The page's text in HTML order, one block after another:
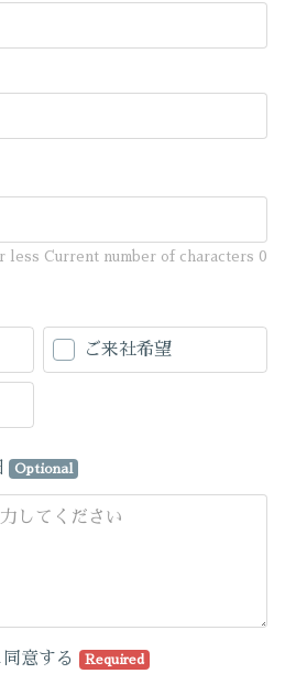
less Current number of characters 0
ご来社希望
Optional
意する Required